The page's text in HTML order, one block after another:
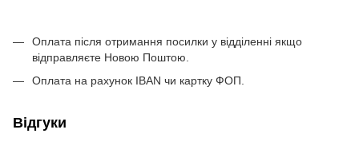
Оплата після отримання посилки у відділенні якщо
відправляєте Новою Поштою.
Оплата на рахунок IBAN чи картку ФОП.
Відгуки